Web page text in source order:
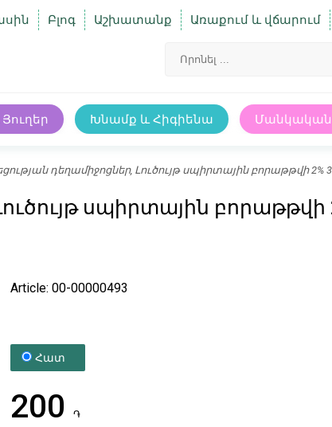
Բլոգ Աշխատանք Առաքում և վճարում
Խնամք և Հիգիենա Մանկական
դեղամիջոցներ, Լուծույթ սպիրտային բորաթթվի 2%
սպիրտային բորաթթվի
Article: 00-00000493
Հատ
200֏